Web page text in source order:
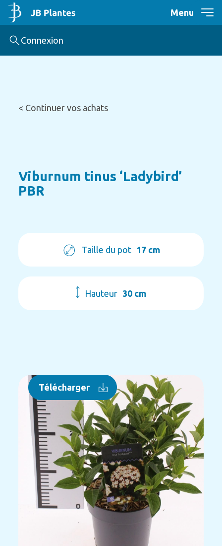
Menu
Connexion
< Continuer vos achats
Viburnum tinus ‘Ladybird’
PBR
Taille du pot 17 cm
Hauteur 30 cm
Télécharger